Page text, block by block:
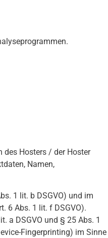
des Hosters / der Hoster
Namen,
1 lit. b DSGVO) und im
6 Abs. 1 lit. f DSGVO).
a DSGVO und § 25 Abs. 1
Fingerprinting) im Sinne